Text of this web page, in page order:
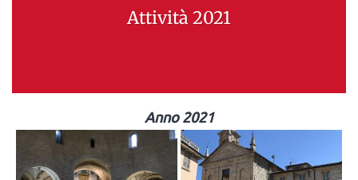
Attività 2021
Anno 2021